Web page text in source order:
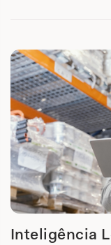
Inteligência